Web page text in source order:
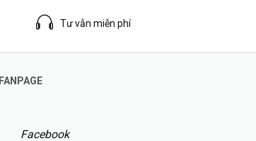
Tư vẫn miễn phí
FANPAGE
Facebook